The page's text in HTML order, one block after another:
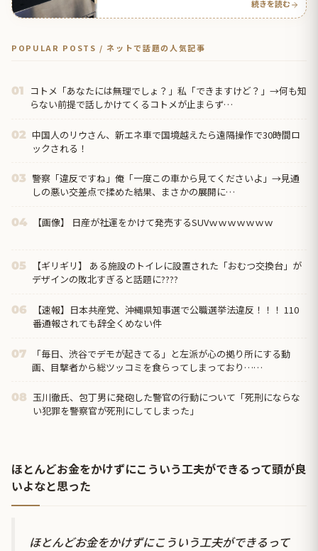
続きを読む
POPULAR POSTS / ネットで話題の人気記事
01
コトメ「あなたには無理でしょ？」私「できますけど？」→何も知
らない前提で話しかけてくるコトメが止まらず…
02 中国人のリウさん、新エネ車で国境越えたら遠隔操作で30時間ロ
ックされる！
03 警察「違反ですね」俺「一度この車から見てくださいよ」→見通
しの悪い交差点で揉めた結果、まさかの展開に…
04 【画像】 日産が社運をかけて発売するSUVｗｗｗｗｗｗｗ
05
【ギリギリ】 ある施設のトイレに設置された「おむつ交換台」が
デザインの敗北すぎると話題に????
06
【速報】日本共産党、沖縄県知事選で公職選挙法違反！！！ 110
番通報されても辞全くめない件
07
「毎日、渋谷でデモが起きてる」と左派が心の拠り所にする動
画、目撃者から総ツッコミを食らってしまっており……
08 玉川徹氏、包丁男に発砲した警官の行動について「死刑にならな
い犯罪を警察官が死刑にしてしまった」
ほとんどお金をかけずにこういう工夫ができるって頭が良
いよなと思った
ほとんどお金をかけずにこういう工夫ができるって